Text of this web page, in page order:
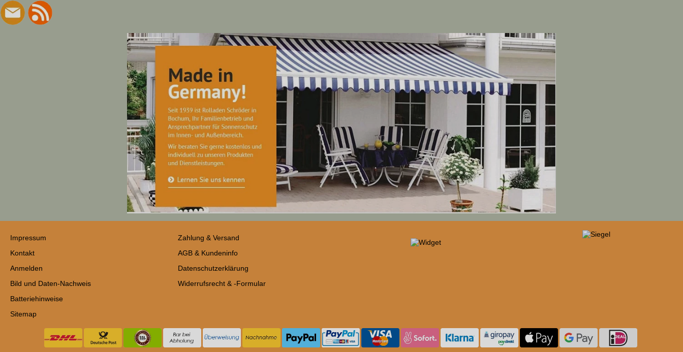
Impressum
Kontakt
Anmelden
Bild und Daten-Nachweis
Batteriehinweise
Sitemap
Zahlung & Versand
AGB & Kundeninfo
Datenschutzerklärung
Widerrufsrecht & -Formular